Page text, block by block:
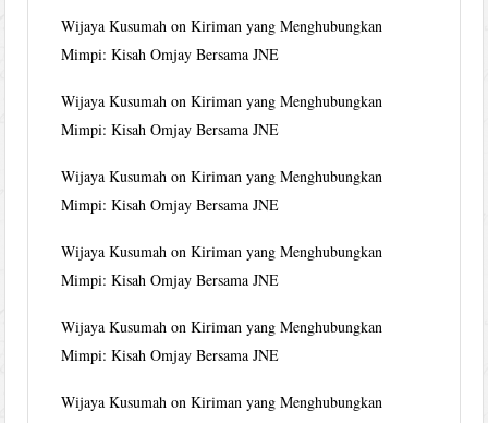
Wijaya Kusumah onKiriman yang Menghubungkan
Mimpi: Kisah Omjay Bersama JNE
Wijaya Kusumah onKiriman yang Menghubungkan
Mimpi: Kisah Omjay Bersama JNE
Wijaya Kusumah onKiriman yang Menghubungkan
Mimpi: Kisah Omjay Bersama JNE
Wijaya Kusumah onKiriman yang Menghubungkan
Mimpi: Kisah Omjay Bersama JNE
Wijaya Kusumah onKiriman yang Menghubungkan
Mimpi: Kisah Omjay Bersama JNE
Wijaya Kusumah onKiriman yang Menghubungkan